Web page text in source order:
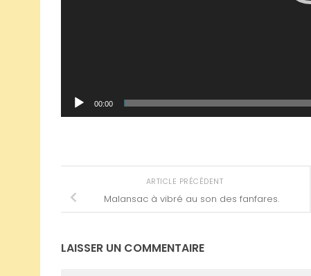
00:00
ARTICLE PRÉCÉDENT
Malansac à vibré au son des fanfares.
LAISSER UN COMMENTAIRE